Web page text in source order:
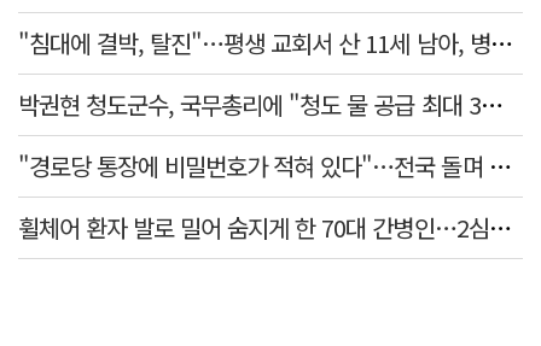
"침대에 결박, 탈진"…평생 교회서 산 11세 남아, 병원 이송 끝 숨져
박권현 청도군수, 국무총리에 "청도 물 공급 최대 3만t 늘려달라"
"경로당 통장에 비밀번호가 적혀 있다"…전국 돌며 경로당 13곳 턴 30대 구속
휠체어 환자 발로 밀어 숨지게 한 70대 간병인…2심도 집행유예